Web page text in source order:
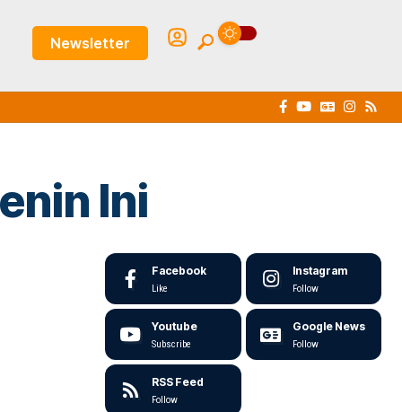
Newsletter
Ini
Facebook
Like
Instagram
Follow
Youtube
Subscribe
Google News
Follow
RSS Feed
Follow